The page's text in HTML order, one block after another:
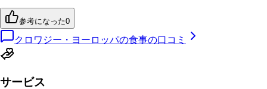
参考になった0
クロワジー・ヨーロッパの食事の口コミ
サービス